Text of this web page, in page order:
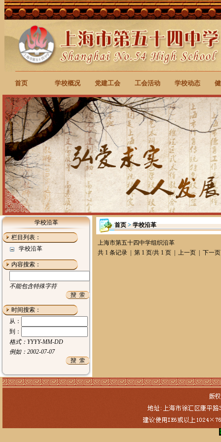
首页 学校概况 党建工会 工会活动 学校动态
学校沿革
栏目列表：
学校沿革
内容搜索：
不能包含特殊字符
时间搜索：
从：
到：
格式：YYYY-MM-DD
例如：2002-07-07
首页>学校沿革
上海市第五十四中学组织沿革
共 1 条记录 | 第 1 页/共 1 页 | 上一页 | 下一